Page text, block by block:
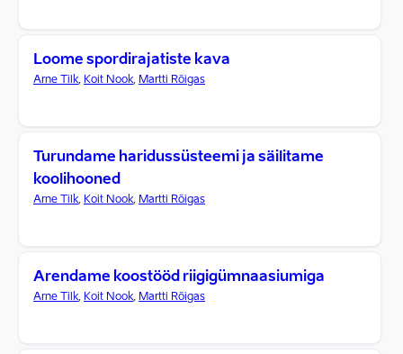
Loome spordirajatiste kava
Arne Tilk, Koit Nook, Martti Rõigas
Turundame haridussüsteemi ja säilitame
koolihooned
Arne Tilk, Koit Nook, Martti Rõigas
Arendame koostööd riigigümnaasiumiga
Arne Tilk, Koit Nook, Martti Rõigas